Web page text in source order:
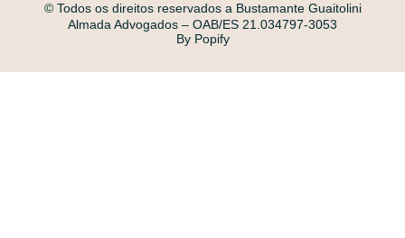
© Todos os direitos reservados a Bustamante Guaitolini
Almada Advogados – OAB/ES 21.034797-3053
By Popify